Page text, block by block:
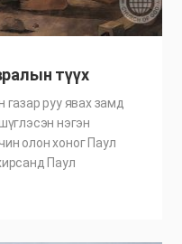
түүх
газар руу явах замд
нэгэн
олон хоног Паул
Паул